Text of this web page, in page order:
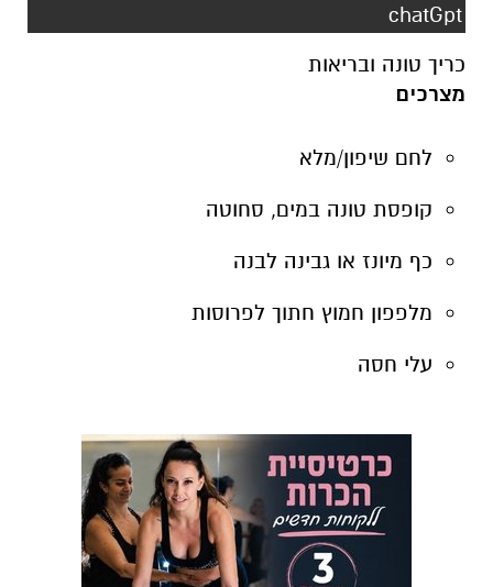
chatGpt
כריך טונה ובריאות
מצרכים
לחם שיפון/מלא
קופסת טונה במים, סחוטה
כף מיונז או גבינה לבנה
מלפפון חמוץ חתוך לפרוסות
עלי חסה